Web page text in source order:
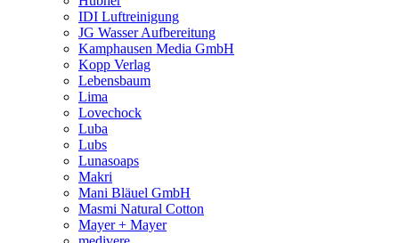
IDI Luftreinigung
JG Wasser Aufbereitung
Kamphausen Media GmbH
Kopp Verlag
Lebensbaum
Lima
Lovechock
Luba
Lubs
Lunasoaps
Makri
Mani Bläuel GmbH
Masmi Natural Cotton
Mayer + Mayer